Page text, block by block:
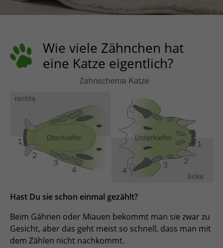
Wie viele Zähnchen hat
eine Katze eigentlich?
Hast Du sie schon einmal gezählt?
Beim Gähnen oder Miauen bekommt man sie zwar zu
Gesicht, aber das geht meist so schnell, dass man mit
dem Zählen nicht nachkommt.